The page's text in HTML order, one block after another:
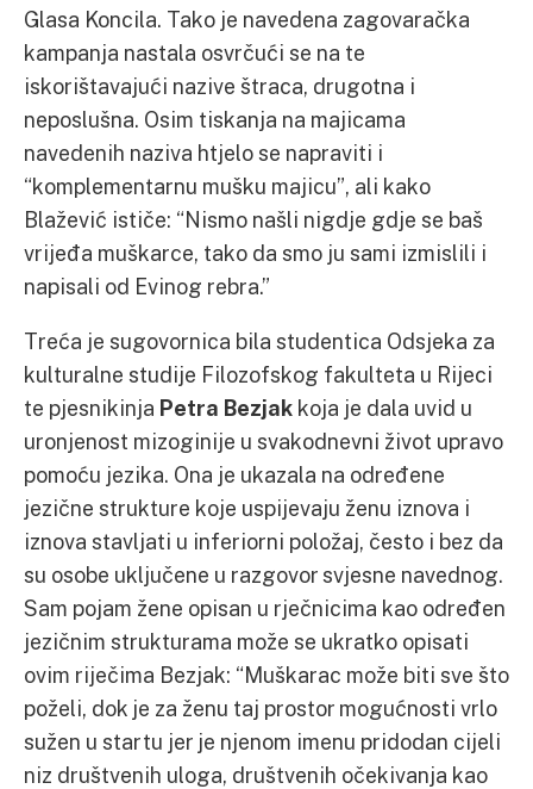
Glasa Koncila. Tako je navedena zagovaračka
kampanja nastala osvrčući se na te
iskorištavajući nazive štraca, drugotna i
neposlušna. Osim tiskanja na majicama
navedenih naziva htjelo se napraviti i
“komplementarnu mušku majicu”, ali kako
Blažević ističe: “Nismo našli nigdje gdje se baš
vrijeđa muškarce, tako da smo ju sami izmislili i
napisali od Evinog rebra.”
Treća je sugovornica bila studentica Odsjeka za
kulturalne studije Filozofskog fakulteta u Rijeci
te pjesnikinja Petra Bezjak koja je dala uvid u
uronjenost mizoginije u svakodnevni život upravo
pomoću jezika. Ona je ukazala na određene
jezične strukture koje uspijevaju ženu iznova i
iznova stavljati u inferiorni položaj, često i bez da
su osobe uključene u razgovor svjesne navednog.
Sam pojam žene opisan u rječnicima kao određen
jezičnim strukturama može se ukratko opisati
ovim riječima Bezjak: “Muškarac može biti sve što
poželi, dok je za ženu taj prostor mogućnosti vrlo
sužen u startu jer je njenom imenu pridodan cijeli
niz društvenih uloga, društvenih očekivanja kao